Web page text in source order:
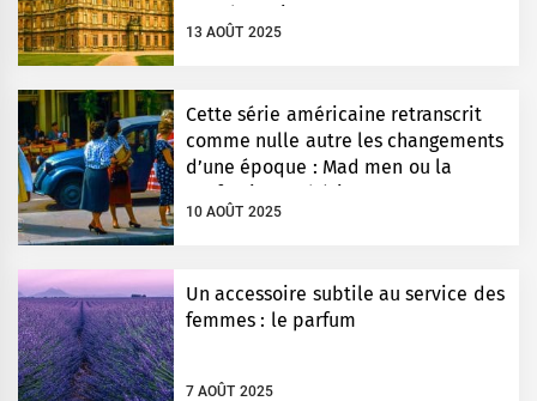
monde entier
13 AOÛT 2025
Cette série américaine retranscrit
comme nulle autre les changements
d’une époque : Mad men ou la
perfection esthétique
10 AOÛT 2025
Un accessoire subtile au service des
femmes : le parfum
7 AOÛT 2025